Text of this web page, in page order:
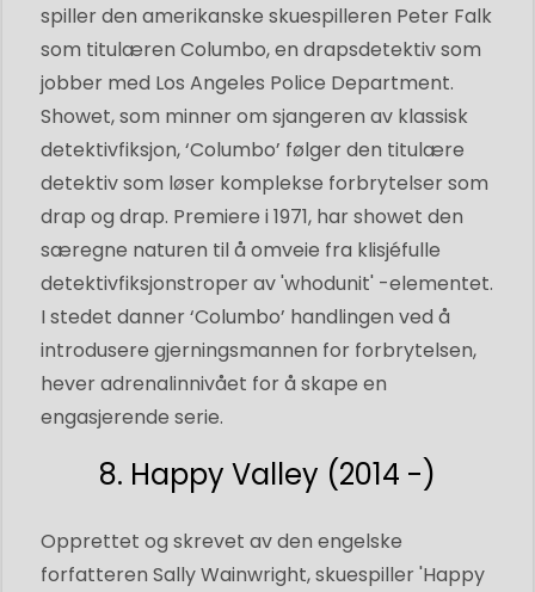
spiller den amerikanske skuespilleren Peter Falk
som titulæren Columbo, en drapsdetektiv som
jobber med Los Angeles Police Department.
Showet, som minner om sjangeren av klassisk
detektivfiksjon, ‘Columbo’ følger den titulære
detektiv som løser komplekse forbrytelser som
drap og drap. Premiere i 1971, har showet den
særegne naturen til å omveie fra klisjéfulle
detektivfiksjonstroper av 'whodunit' -elementet.
I stedet danner ‘Columbo’ handlingen ved å
introdusere gjerningsmannen for forbrytelsen,
hever adrenalinnivået for å skape en
engasjerende serie.
8. Happy Valley (2014 -)
Opprettet og skrevet av den engelske
forfatteren Sally Wainwright, skuespiller 'Happy